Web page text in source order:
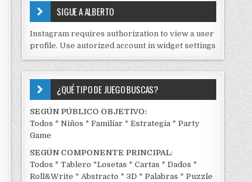
J
C
K
SIGUE A ALBERTO
Instagram requires authorization to view a user
profile. Use autorized account in widget settings
¿QUÉ TIPO DE JUEGO BUSCAS?
SEGÚN PÚBLICO OBJETIVO:
Todos *Niños *Familiar *Estrategia *Party
Game
SEGÚN COMPONENTE PRINCIPAL:
Todos *Tablero *Losetas *Cartas *Dados *
Roll&Write *Abstracto *3D *Palabras *Puzzle